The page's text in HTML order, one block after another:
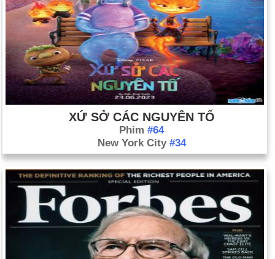
XỨ SỞ CÁC NGUYÊN TỐ
Phim #64
New York City #34